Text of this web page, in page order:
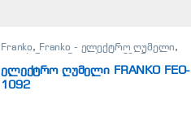
Franko, Franko - ელექტრო ღუმელი,
ტექნიკა
ელექტრო ღუმელი FRANKO FEO-
1092